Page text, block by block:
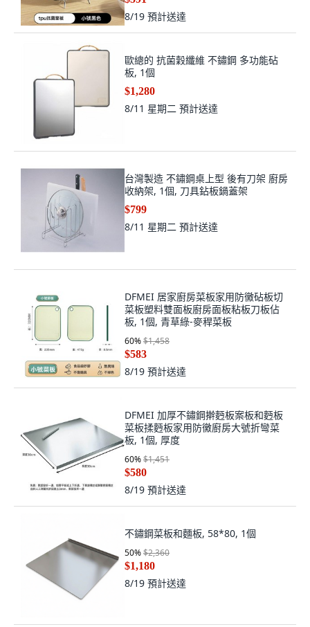
8/19 預計送達
歐總的 抗菌穀纖維 不鏽鋼 多功能砧
板, 1個
$1,280
8/11 星期二 預計送達
台灣製造 不鏽鋼桌上型 後有刀架 廚房
收納架, 1個, 刀具鉆板鍋蓋架
$799
8/11 星期二 預計送達
DFMEI 居家廚房菜板家用防黴砧板切
菜板塑料雙面板廚房面板粘板刀板佔
板, 1個, 青草綠-麥稈菜板
60%$1,458
$583
8/19 預計送達
DFMEI 加厚不鏽鋼擀麪板案板和麪板
菜板揉麪板家用防黴廚房大號折彎菜
板, 1個, 厚度
60%$1,451
$580
8/19 預計送達
不鏽鋼菜板和麵板, 58*80, 1個
50%$2,360
$1,180
8/19 預計送達